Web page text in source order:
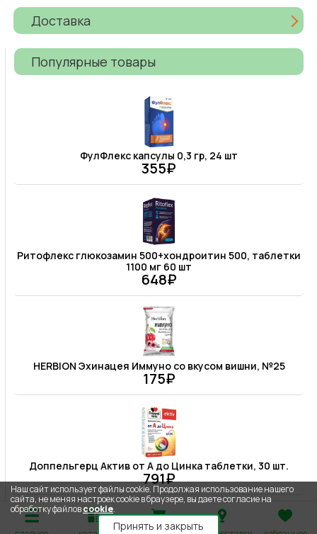
Доставка
Популярные товары
ФулФлекс капсулы 0,3 гр, 24 шт
355₽
Ритофлекс глюкозамин 500+хондроитин 500, таблетки
1100 мг 60 шт
648₽
HERBION Эхинацея Иммуно со вкусом вишни, №25
175₽
Доппельгерц Актив от А до Цинка таблетки, 30 шт.
791₽
Наш сайт использует файлы cookie. Продолжая использование нашего
сайта, не меняя настроек cookie в браузере, вы даете согласие на
обработку файловcookie.
Принять и закрыть